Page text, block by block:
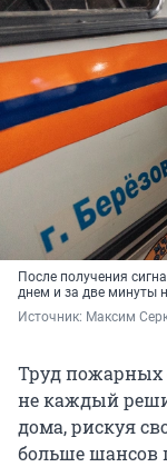
После получения
днем и за две минуты
Источник: Максим
Труд пожарных
не каждый
дома, рискуя
больше шансов